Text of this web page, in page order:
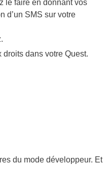
le faire en donnant vos
d’un SMS sur votre
dans votre Quest.
du mode développeur. Et